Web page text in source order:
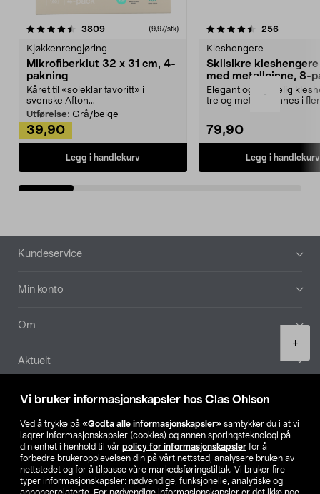
Vi bruker informasjonskapsler hos Clas Ohlson
Ved å trykke på «Godta alle informasjonskapsler» samtykker du i at vi
lagrer informasjonskapsler (cookies) og annen sporingsteknologi på
din enhet i henhold til vår policy for informasjonskapsler for å
forbedre brukeropplevelsen din på vårt nettsted, analysere bruken av
nettstedet og for å tilpasse våre markedsføringstiltak. Vi bruker fire
typer informasjonskapsler: nødvendige, funksjonelle, analytiske og
-
+
3809anmeldelser(9,97/stk)
Kjøkkenrengjøring
Mikrofiberklut 32 x 31 cm, 4-
pakning
Kåret til «soleklar favoritt» i
svenske Afton...
Utførelse: Grå/beige
39,90
Legg i handlekurv
4.5av 5 stjerner 256
Kleshengere
Sklisikre
med metallpinne, 8-
Elegant og skikkelig
tre og metall – finnes i
79,90
Legg i handlekurv
4.5av 5 stjerner
Bunntekst
Kundeservice
Min konto
Om
Aktuelt
Våre selskaper
Finn din butikk
SE NO FI